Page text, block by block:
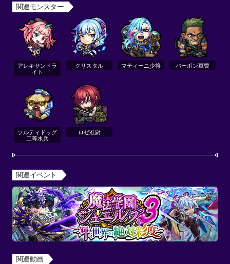
関連モンスター
アレキサンドラ
イト
クリスタル マティーニ少将 バーボン軍曹
ソルティドッグ
二等水兵
ロゼ准尉
関連イベント
関連動画